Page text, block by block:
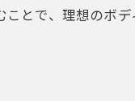
とで、理想のボデ